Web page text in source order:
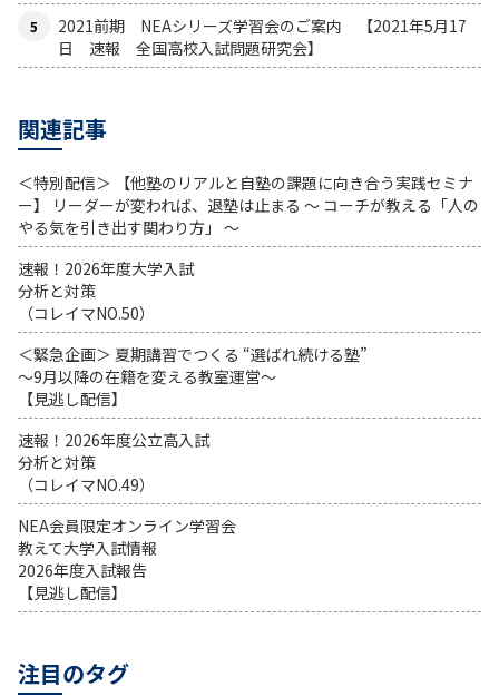
2021前期 NEAシリーズ学習会のご案内 【2021年5月17
日 速報 全国高校入試問題研究会】
関連記事
＜特別配信＞ 【他塾のリアルと自塾の課題に向き合う実践セミナ
ー】 リーダーが変われば、退塾は止まる 〜 コーチが教える「人の
やる気を引き出す関わり方」 〜
速報！2026年度大学入試
分析と対策
（コレイマNO.50）
＜緊急企画＞ 夏期講習でつくる “選ばれ続ける塾”
～9月以降の在籍を変える教室運営～
【見逃し配信】
速報！2026年度公立高入試
分析と対策
（コレイマNO.49）
NEA会員限定オンライン学習会
教えて大学入試情報
2026年度入試報告
【見逃し配信】
注目のタグ